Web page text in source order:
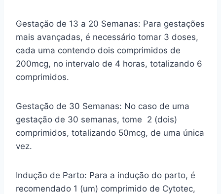
Gestação de 13 a 20 Semanas: Para gestações
mais avançadas, é necessário tomar 3 doses,
cada uma contendo dois comprimidos de
200mcg, no intervalo de 4 horas, totalizando 6
comprimidos.
Gestação de 30 Semanas: No caso de uma
gestação de 30 semanas, tome 2 (dois)
comprimidos, totalizando 50mcg, de uma única
vez.
Indução de Parto: Para a indução do parto, é
recomendado 1 (um) comprimido de Cytotec,